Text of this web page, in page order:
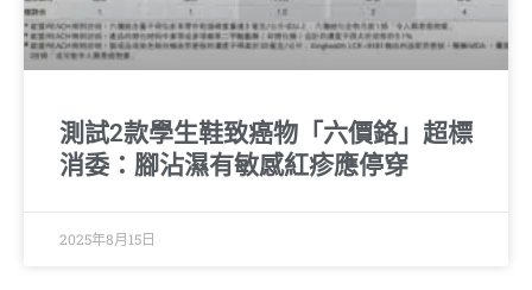
測試2款學生鞋致癌物「六價鉻」超標
消委：腳沾濕有敏感紅疹應停穿
2025年8月15日